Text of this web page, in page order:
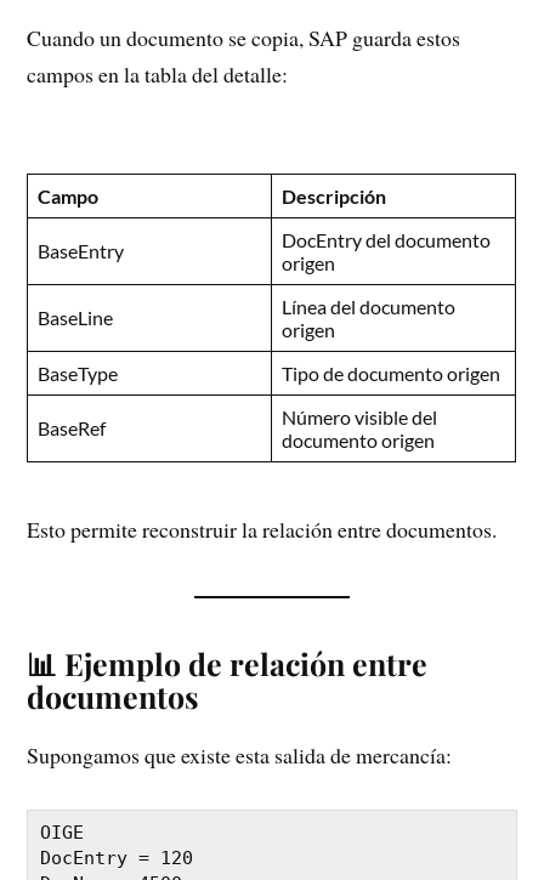
Cuando un documento se copia, SAP guarda estos
campos en la tabla del detalle:
Campo Descripción
BaseEntry
DocEntry del documento
origen
BaseLine
Línea del documento
origen
BaseType
Tipo de documento origen
BaseRef
Número visible del
documento origen
Esto permite reconstruir la relación entre documentos.
📊 Ejemplo de relación entre
documentos
Supongamos que existe esta salida de mercancía:
OIGE
DocEntry = 120